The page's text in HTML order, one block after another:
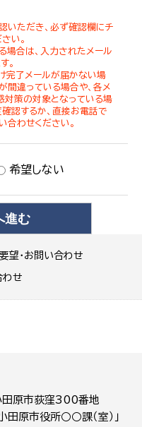
望・お問い合わせ
わせ
いただき、必ず確認欄にチ
い。
場合は、入力されたメール
。
け完了メールが届かない場
間違っている場合や、各メ
対策の対象となっている場
確認するか、直接お電話で
合わせください。
希望しない
原市荻窪300番地
原市役所○○課（室）」